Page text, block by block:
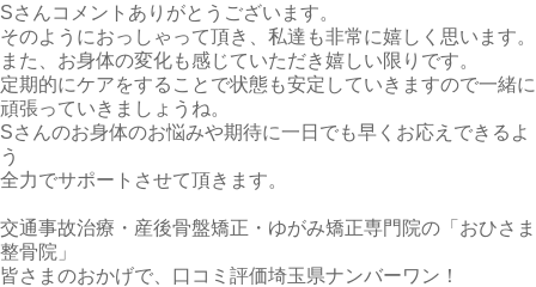
Sさんコメントありがとうございます。
そのようにおっしゃって頂き、私達も非常に嬉しく思います。
また、お身体の変化も感じていただき嬉しい限りです。
定期的にケアをすることで状態も安定していきますので一緒に
頑張っていきましょうね。
Sさんのお身体のお悩みや期待に一日でも早くお応えできるよ
う
全力でサポートさせて頂きます。
交通事故治療・産後骨盤矯正・ゆがみ矯正専門院の「おひさま
整骨院」
皆さまのおかげで、口コミ評価埼玉県ナンバーワン！